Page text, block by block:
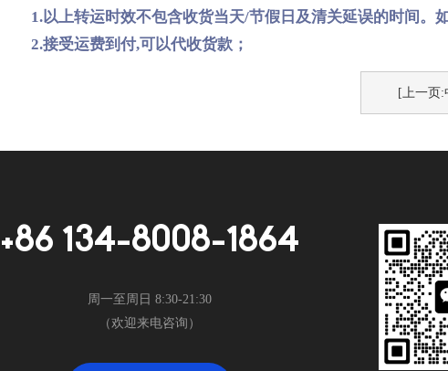
1.以上转运时效不包含收货当天/节假日及清关延误的时间。
2.接受运费到付,可以代收货款；
[上一页
+86 134-8008-1864
周一至周日 8:30-21:30
（欢迎来电咨询）